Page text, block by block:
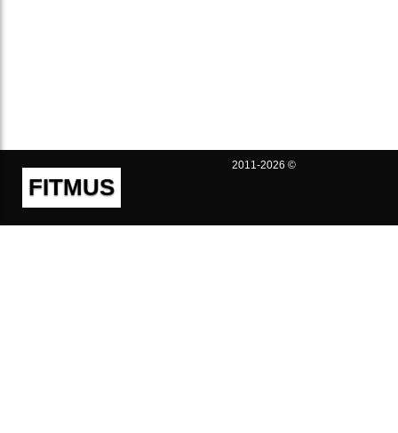
FITMUS
2011-2026 ©